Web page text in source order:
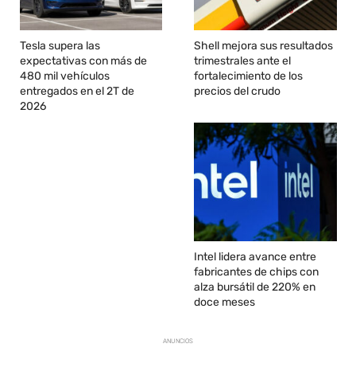
Tesla supera las
expectativas con más de
480 mil vehículos
entregados en el 2T de
2026
Shell mejora sus resultados
trimestrales ante el
fortalecimiento de los
precios del crudo
Intel lidera avance entre
fabricantes de chips con
alza bursátil de 220% en
doce meses
ANUNCIOS